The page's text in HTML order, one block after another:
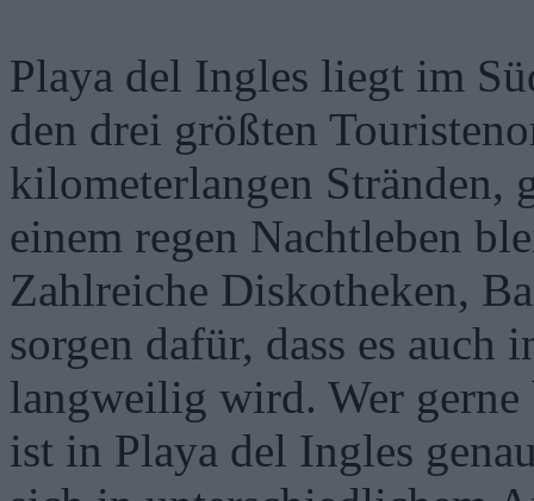
Playa del Ingles liegt im
den drei größten
kilometerlangen Stränden,
einem regen Nachtleben
Zahlreiche Diskotheken,
sorgen dafür, dass es auch
langweilig wird. Wer
ist in Playa del Ingles